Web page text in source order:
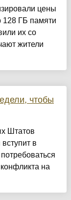
цены
128 ГБ памяти
их со
жители
чтобы
Штатов
в
на